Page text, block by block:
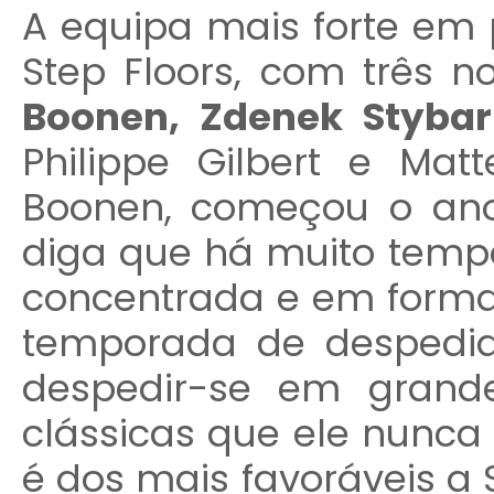
A equipa mais forte
Step Floors, com três
Boonen, Zdenek
Philippe Gilbert e
Boonen, começou o
diga que há muito
concentrada e em
temporada de
despedir-se em
clássicas que ele
é dos mais favoráveis a